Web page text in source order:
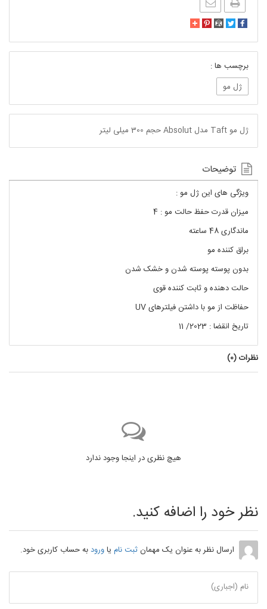
برچسب ها :
ژل مو
ژل مو Taft مدل Absolut حجم 300 میلی لیتر
توضیحات
ویژگی های این ژل مو :
میزان قدرت حفظ حالت مو : 4
ماندگاری 48 ساعته
براق کننده مو
بدون پوسته پوسته شدن و خشک شدن
حالت دهنده و ثابت کننده قوی
حفاظت از مو با داشتن فیلترهای UV
تاریخ انقضا : 2023/ 11
نظرات (0
)
هیچ نظری در اینجا وجود ندارد
نظر خود را اضافه کنید.
ارسال نظر به عنوان یک مهمانثبت نام یاورودبه حساب کاربری خود.
نام (اجباری)